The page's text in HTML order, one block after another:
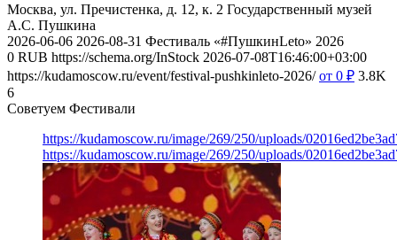
Москва, ул. Пречистенка, д. 12, к. 2 Государственный музей
А.С. Пушкина
2026-06-06 2026-08-31 Фестиваль «#ПушкинLeto» 2026
0 RUB https://schema.org/InStock 2026-07-08T16:46:00+03:00
https://kudamoscow.ru/event/festival-pushkinleto-2026/ от 0 ₽ 3.8K
6
Советуем Фестивали
https://kudamoscow.ru/image/269/250/uploads/
https://kudamoscow.ru/image/269/250/uploads/